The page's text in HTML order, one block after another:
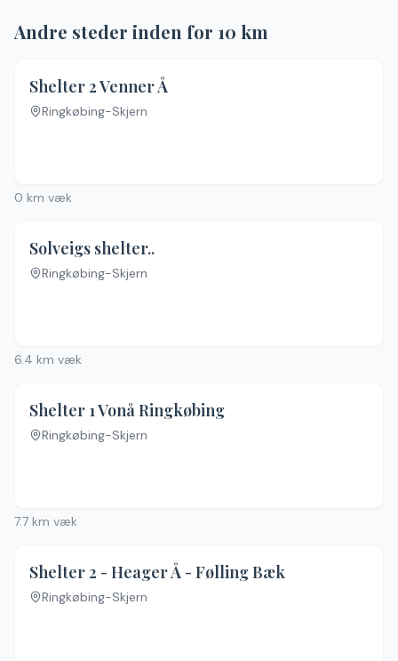
Andre steder inden for 10 km
Shelter 2 Venner Å
Ringkøbing-Skjern
0 km væk
Solveigs shelter..
Ringkøbing-Skjern
6.4 km væk
Shelter 1 Vonå Ringkøbing
Ringkøbing-Skjern
7.7 km væk
Shelter 2 - Heager Å - Følling Bæk
Ringkøbing-Skjern